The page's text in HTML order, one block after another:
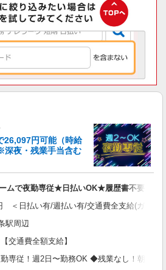
26,097円可能（時給
夜・残業手当含む
ムで夜勤専従★日払いOK★履歴書不要
＜日払い有/週払い有/交通費全支給(ガソリ
駅周辺
交通費全額支給】
専従！週2日〜勤務OK ◆残業なし！朝に